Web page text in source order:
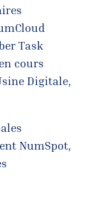
Task
cours
Digitale,
NumSpot,